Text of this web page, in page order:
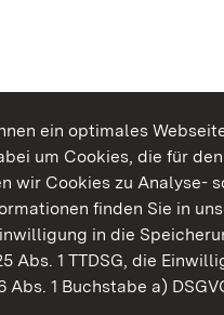
ein optimales
um Cookies, die für
wir Cookies zu Analyse-
finden Sie in
in die
Abs. 1 TTDSG, die
1 Buchstabe a)